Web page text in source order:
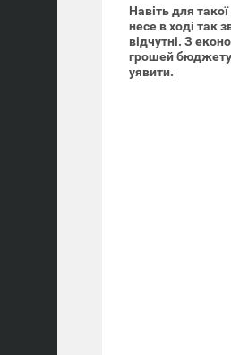
Навіть для
несе в ході так
відчутні. З
грошей бюджету,
уявити.